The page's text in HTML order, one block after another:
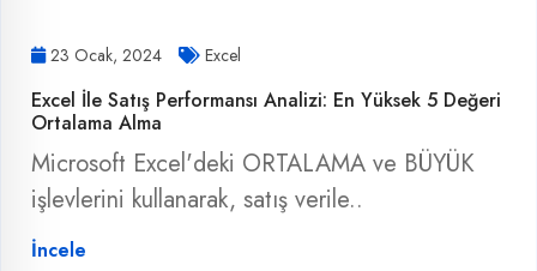
23 Ocak, 2024 Excel
Excel İle Satış Performansı Analizi: En Yüksek 5 Değeri
Ortalama Alma
Microsoft Excel'deki ORTALAMA ve BÜYÜK
işlevlerini kullanarak, satış verile..
İncele